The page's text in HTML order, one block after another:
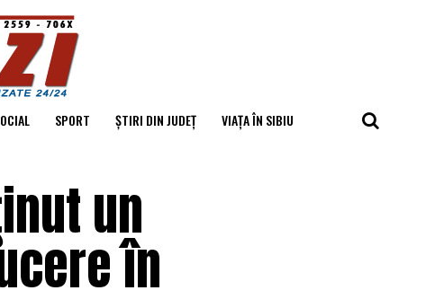
SPORT ȘTIRI DIN JUDEȚ VIAȚA ÎN SIBIU
un
în